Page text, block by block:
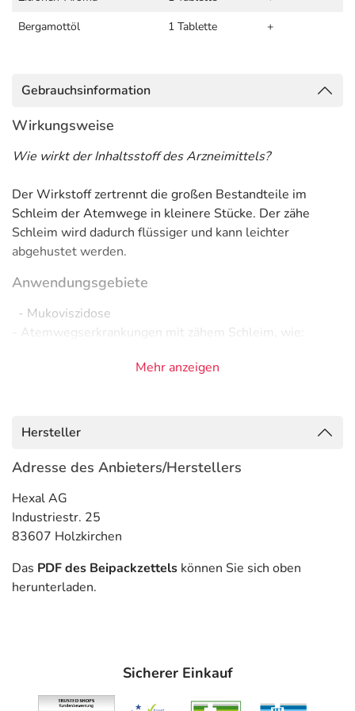
Bergamottöl
1 Tablette +
Gebrauchsinformation
Wirkungsweise
Wie wirkt der Inhaltsstoff des Arzneimittels?
Der Wirkstoff zertrennt die großen Bestandteile im
Schleim der Atemwege in kleinere Stücke. Der zähe
Schleim wird dadurch flüssiger und kann leichter
abgehustet werden.
Anwendungsgebiete
- Mukoviszidose
- Atemwegserkrankungen mit zähem Schleim, wie:
- Überempfindlichkeit gegen die Inhaltsstoffe
Unter Umständen - sprechen Sie hierzu mit Ihrem Arzt
oder Apotheker:
- Geschwüre im Verdauungstrakt, auch in der
Vorgeschichte
- Asthma bronchiale
angewendet werden.
Mehr anzeigen
Hersteller
Adresse des Anbieters/Herstellers
Hexal AG
Industriestr. 25
83607 Holzkirchen
Das PDF des Beipackzettels können Sie sich oben
herunterladen.
Sicherer Einkauf